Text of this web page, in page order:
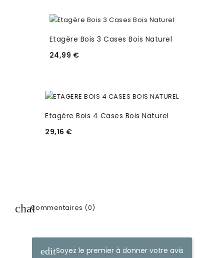
Etagère Bois 3 Cases Bois Naturel
24,99 €
Etagère Bois 4 Cases Bois Naturel
29,16 €
Commentaires (0)
Soyez le premier à donner votre avis